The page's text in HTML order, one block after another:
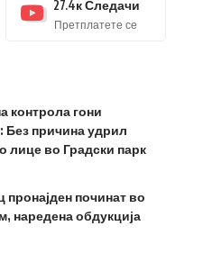
27.4кСледачи
Претплатете се
контрола гони
Без причина удрил
лице во Градски парк
пронајден починат во
наредена обдукција